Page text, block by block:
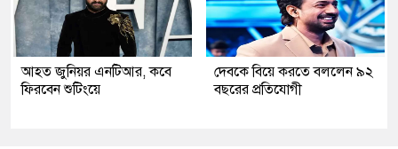
আহত জুনিয়র এনটিআর, কবে
ফিরবেন শুটিংয়ে
দেবকে বিয়ে করতে বললেন ৯২
বছরের প্রতিযোগী